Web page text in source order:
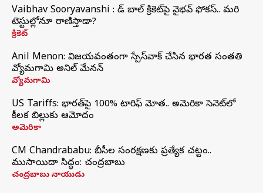
Vaibhav Sooryavanshi : రెడ్ బాల్ క్రికెట్‌పై వైభవ్ ఫోకస్.. మరి
టెస్టుల్లోనూ రాణిస్తాడా?
క్రికెట్
Anil Menon: విజయవంతంగా స్పేస్‌వాక్‌ చేసిన భారత సంతతి
వ్యోమగామి అనిల్‌ మేనన్
వ్యోమగామి
US Tariffs: భారత్‌పై 100% టారిఫ్‌ మోత.. అమెరికా సెనెట్‌లో
కీలక బిల్లుకు ఆమోదం
అమెరికా
CM Chandrababu: బీసీల సంరక్షణకు ప్రత్యేక చట్టం..
ముసాయిదా సిద్ధం: చంద్రబాబు
చంద్రబాబు నాయుడు